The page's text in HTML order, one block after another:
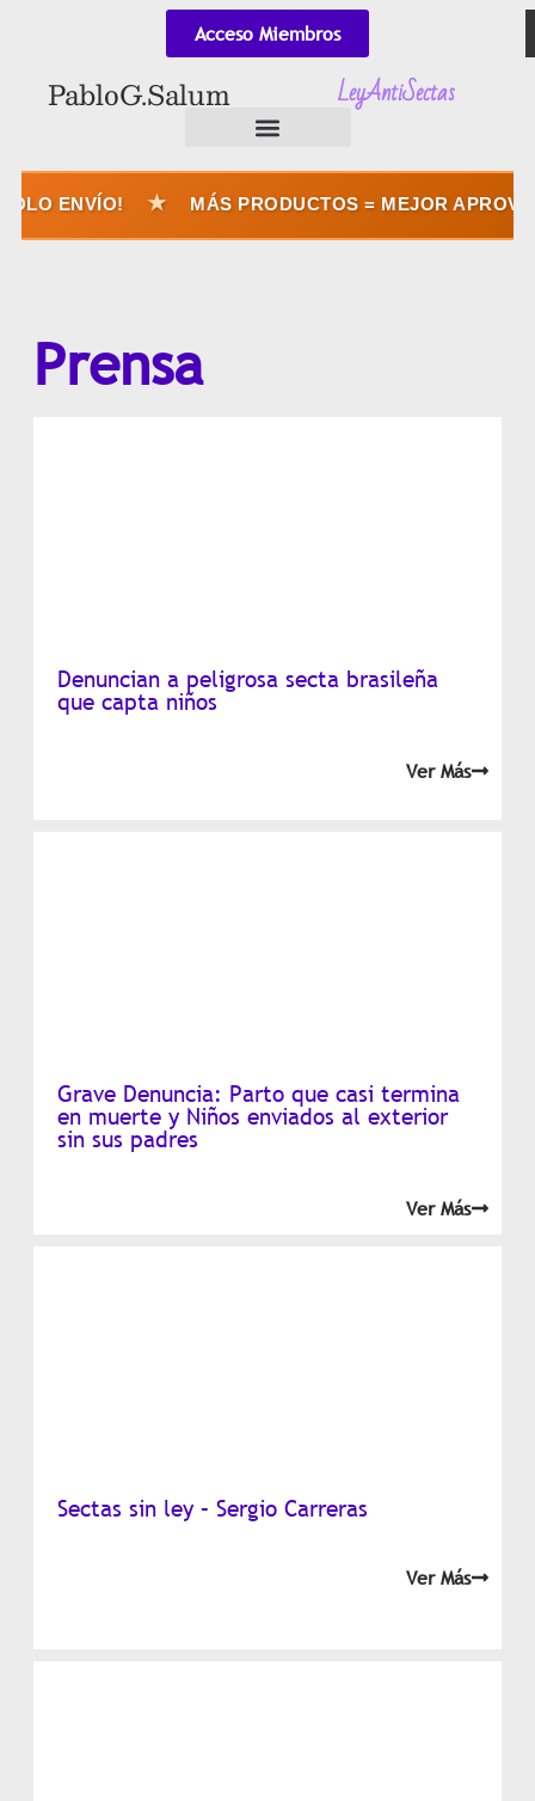
Acceso Miembros
Pablo G. Salum LeyAntiSectas
ENVÍO! ★ MÁS PRODUCTOS = MEJOR
Prensa
Denuncian a peligrosa secta brasileña
que capta niños
Ver Más
Grave Denuncia: Parto que casi termina
en muerte y Niños enviados al exterior
sin sus padres
Ver Más
Sectas sin ley – Sergio Carreras
Ver Más